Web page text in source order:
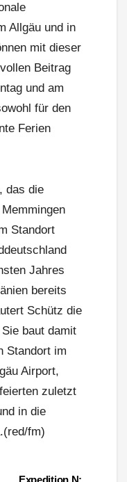
Allgäu und in
mit dieser
Beitrag
und am
für den
Ferien
das die
Standort
Jahres
bereits
Schütz die
baut damit
Standort im
Airport,
zuletzt
in die
fm)